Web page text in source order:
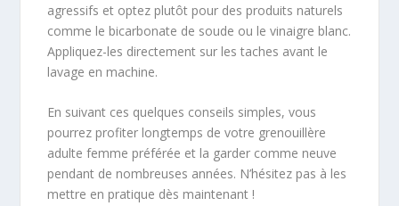
agressifs et optez plutôt pour des produits naturels
comme le bicarbonate de soude ou le vinaigre blanc.
Appliquez-les directement sur les taches avant le
lavage en machine.
En suivant ces quelques conseils simples, vous
pourrez profiter longtemps de votre grenouillère
adulte femme préférée et la garder comme neuve
pendant de nombreuses années. N’hésitez pas à les
mettre en pratique dès maintenant !